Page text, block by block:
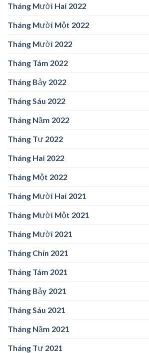
Tháng Mười Hai 2022
Tháng Mười Một 2022
Tháng Mười 2022
Tháng Tám 2022
Tháng Bảy 2022
Tháng Sáu 2022
Tháng Năm 2022
Tháng Tư 2022
Tháng Hai 2022
Tháng Một 2022
Tháng Mười Hai 2021
Tháng Mười Một 2021
Tháng Mười 2021
Tháng Chín 2021
Tháng Tám 2021
Tháng Bảy 2021
Tháng Sáu 2021
Tháng Năm 2021
Tháng Tư 2021